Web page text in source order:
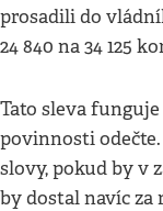
prosadili do
24 840 na 34 125
Tato sleva
povinnosti
slovy, pokud by v
by dostal navíc za